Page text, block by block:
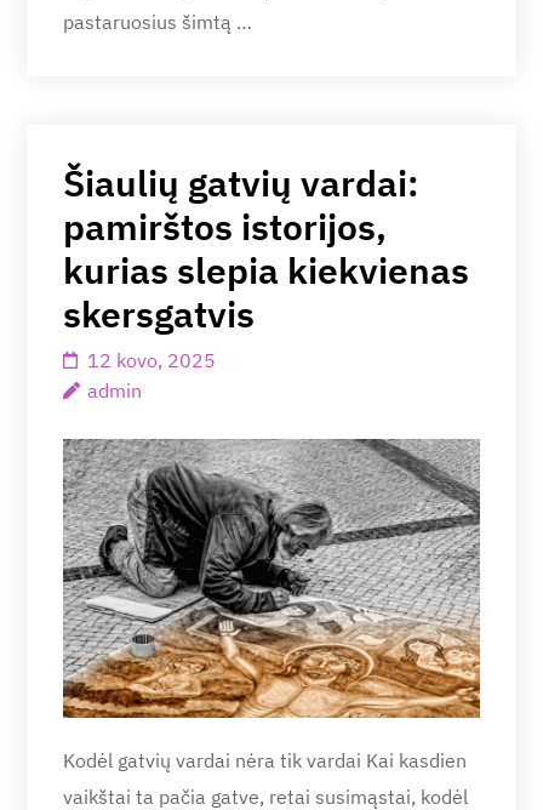
pastaruosius šimtą …
Šiaulių gatvių vardai:
pamirštos istorijos,
kurias slepia kiekvienas
skersgatvis
12 kovo, 2025
admin
Kodėl gatvių vardai nėra tik vardai Kai kasdien
vaikštai ta pačia gatve, retai susimąstai, kodėl